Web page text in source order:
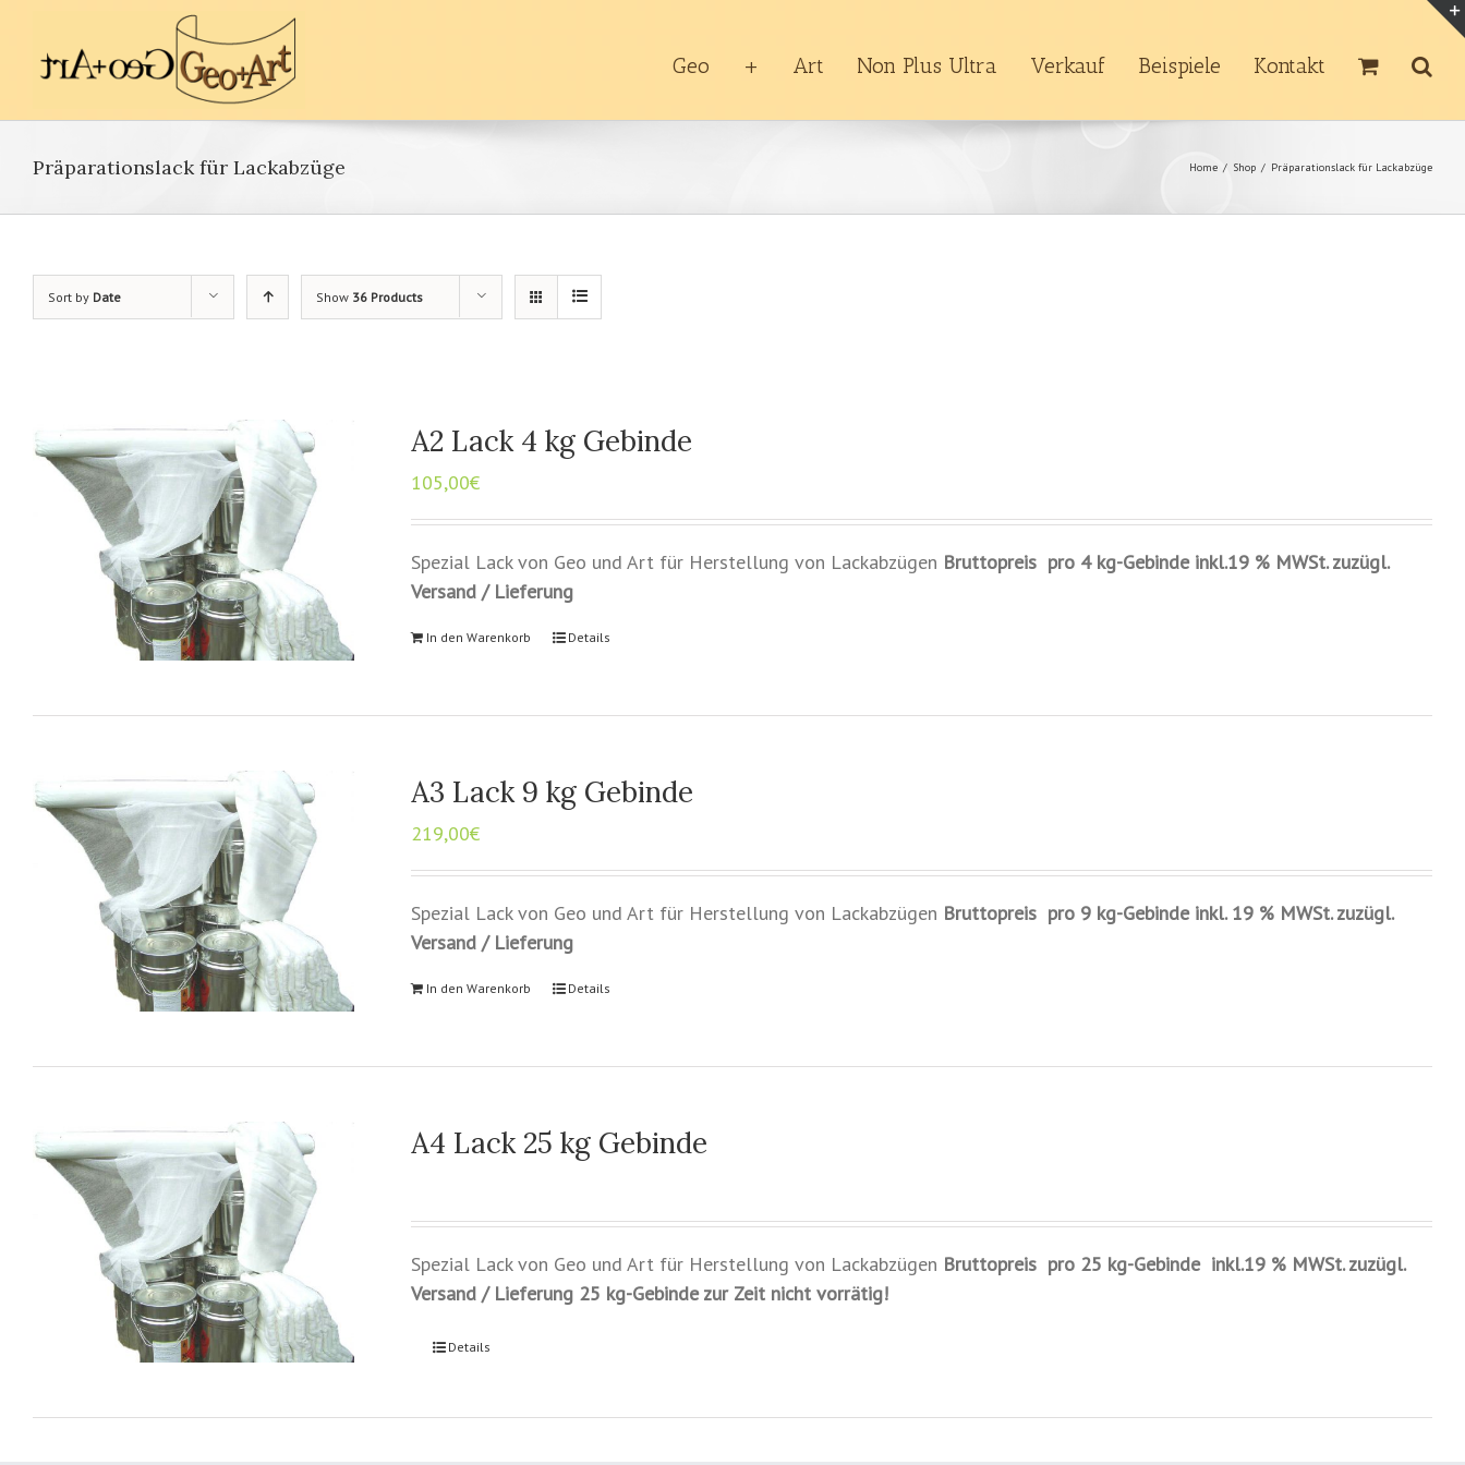
Geo + Art Non Plus Ultra Verkauf Beispiele Kontakt
Präparationslack für Lackabzüge Home / Shop / Präparationslack für Lackabzüge
Sort by Date Show 36 Products
A2 Lack 4 kg Gebinde
105,00€
Spezial Lack von Geo und Art für Herstellung von Lackabzügen Bruttopreis pro 4 kg-Gebinde inkl.19 % MWSt. zuzügl.
Versand / Lieferung
In den Warenkorb Details
A3 Lack 9 kg Gebinde
219,00€
Spezial Lack von Geo und Art für Herstellung von Lackabzügen Bruttopreis pro 9 kg-Gebinde inkl. 19 % MWSt. zuzügl.
Versand / Lieferung
In den Warenkorb Details
A4 Lack 25 kg Gebinde
Spezial Lack von Geo und Art für Herstellung von Lackabzügen Bruttopreis pro 25 kg-Gebinde inkl.19 % MWSt. zuzügl.
Versand / Lieferung 25 kg-Gebinde zur Zeit nicht vorrätig!
Details